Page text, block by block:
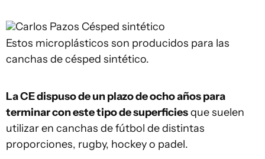
Carlos Pazos Césped sintético
Estos microplásticos son producidos para las
canchas de césped sintético.
La CE dispuso de un plazo de ocho años para
terminar con este tipo de superficiesque suelen
utilizar en canchas de fútbol de distintas
proporciones, rugby, hockey o padel.